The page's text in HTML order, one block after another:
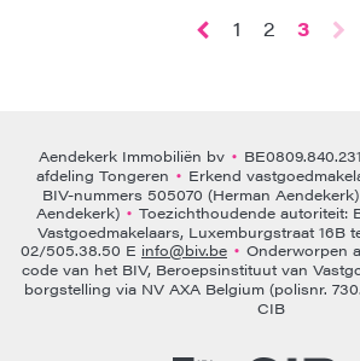
1 2 3
Aendekerk Immobiliën bv • BE0809.840.231
afdeling Tongeren • Erkend
BIV-nummers 505070 (Herman
Aendekerk) • Toezichthoudende autoriteit:
Vastgoedmakelaars, Luxemburgstraat 16B
02/505.38.50 E info@biv.be • Onderworpen
code van het BIV, Beroepsinstituut van
borgstelling via NV AXA Belgium (polisnr.
CIB